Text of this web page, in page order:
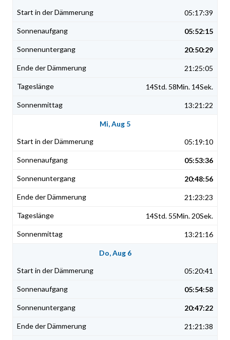
05:17:39
05:52:15
20:50:29
21:25:05
14Std. 58Min. 14Sek.
13:21:22
Mi, Aug 5
05:19:10
05:53:36
20:48:56
21:23:23
14Std. 55Min. 20Sek.
13:21:16
Do, Aug 6
05:20:41
05:54:58
20:47:22
21:21:38